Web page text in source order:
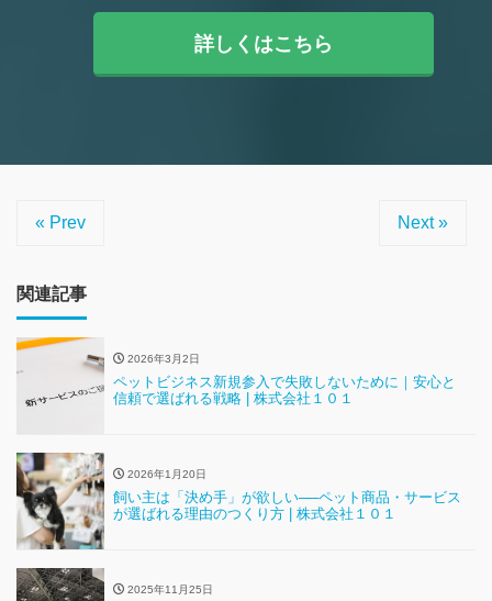
詳しくはこちら
« Prev Next »
関連記事
2026年3月2日
ペットビジネス新規参入で失敗しないために｜安心と
信頼で選ばれる戦略 | 株式会社１０１
2026年1月20日
飼い主は「決め手」が欲しい──ペット商品・サービス
が選ばれる理由のつくり方 | 株式会社１０１
2025年11月25日